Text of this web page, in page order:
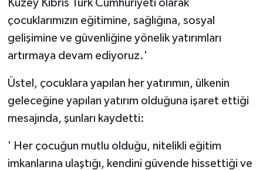
Kuzey Kıbrıs Türk Cumhuriyeti olarak
çocuklarımızın eğitimine, sağlığına, sosyal
gelişimine ve güvenliğine yönelik yatırımları
artırmaya devam ediyoruz.'
Üstel, çocuklara yapılan her yatırımın, ülkenin
geleceğine yapılan yatırım olduğuna işaret ettiği
mesajında, şunları kaydetti:
' Her çocuğun mutlu olduğu, nitelikli eğitim
imkanlarına ulaştığı, kendini güvende hissettiği ve